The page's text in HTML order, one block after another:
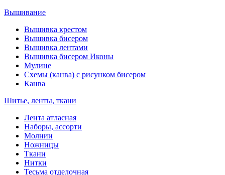
Вышивание
Вышивка крестом
Вышивка бисером
Вышивка лентами
Вышивка бисером Иконы
Мулине
Схемы (канва) с рисунком бисером
Канва
Шитье, ленты, ткани
Лента атласная
Наборы, ассорти
Молнии
Ножницы
Ткани
Нитки
Тесьма отделочная